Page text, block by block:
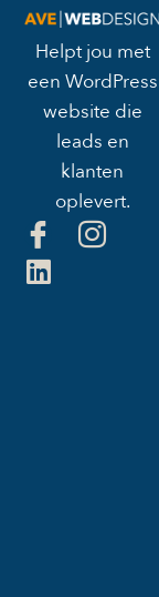
Helpt jou met
een WordPress
website die
leads en
klanten
oplevert.